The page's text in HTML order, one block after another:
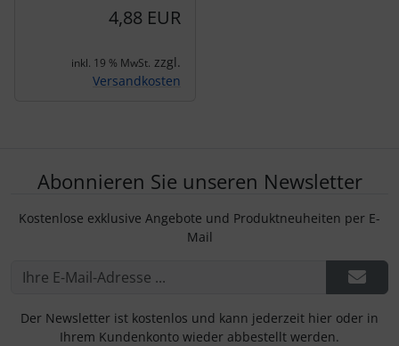
4,88 EUR
inkl. 19 % MwSt. zzgl.
Versandkosten
Abonnieren Sie unseren Newsletter
Kostenlose exklusive Angebote und Produktneuheiten per E-
Mail
Der Newsletter ist kostenlos und kann jederzeit hier oder in
Ihrem Kundenkonto wieder abbestellt werden.